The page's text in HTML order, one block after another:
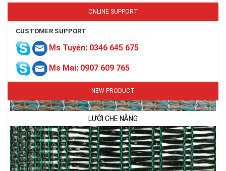
ONLINE SUPPORT
CUSTOMER SUPPORT
Ms Tuyên: 0346 645 675
Ms Mai: 0907 609 765
NEW PRODUCT
LƯỚI CHE NẮNG